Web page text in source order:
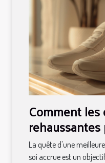
Comment les
votre
La quête d'une
soi accrue est un